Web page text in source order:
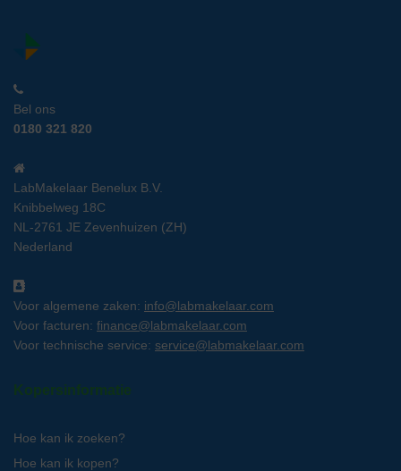
Bel ons
0180 321 820
LabMakelaar Benelux B.V.
Knibbelweg 18C
NL-2761 JE Zevenhuizen (ZH)
Nederland
Voor algemene zaken: info@labmakelaar.com
Voor facturen: finance@labmakelaar.com
Voor technische service: service@labmakelaar.com
Kopersinformatie
Hoe kan ik zoeken?
Hoe kan ik kopen?